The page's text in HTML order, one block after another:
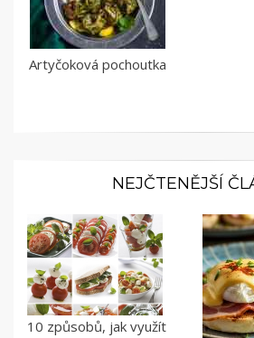
Artyčoková pochoutka
NEJČTENĚJŠÍ
10 způsobů, jak využít